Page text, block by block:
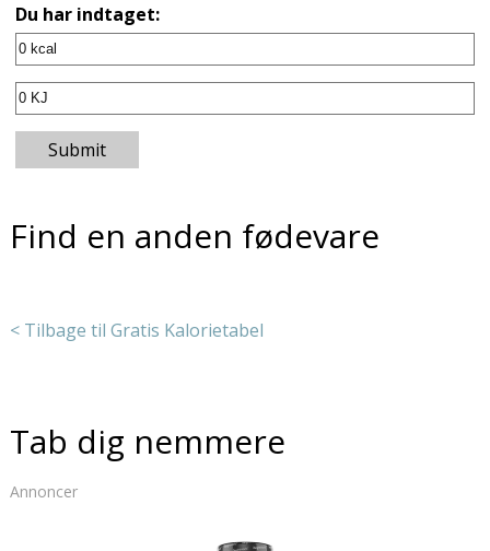
Du har indtaget:
Submit
Find en anden fødevare
< Tilbage til Gratis Kalorietabel
Tab dig nemmere
Annoncer